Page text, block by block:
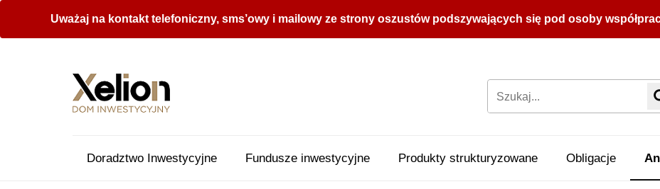
Uważaj na kontakt telefoniczny, sms’owy i mailowy ze strony oszustów podszywających się pod osoby
Doradztwo Inwestycyjne Fundusze inwestycyjne Produkty strukturyzowane Obligacje